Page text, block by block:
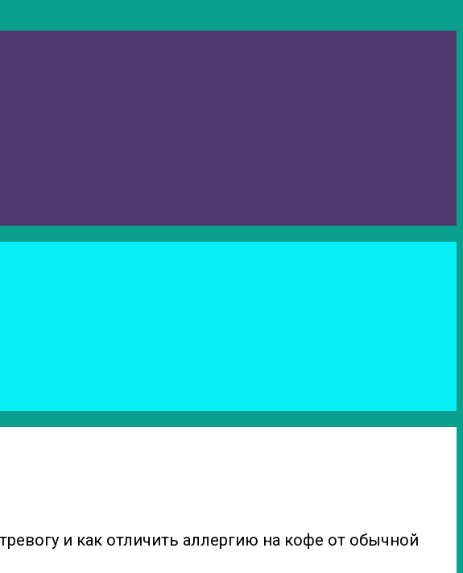
и как отличить аллергию на кофе от обычной